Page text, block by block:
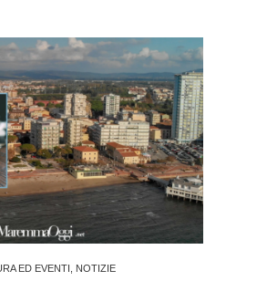
ED EVENTI NOTIZIE